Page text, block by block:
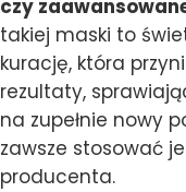
czy
takiej maski to
kurację, która
rezultaty,
na zupełnie nowy
zawsze stosować
producenta.